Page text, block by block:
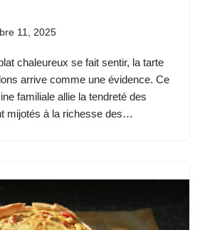
11, 2025
chaleureux se fait sentir, la tarte
arrive comme une évidence. Ce
familiale allie la tendreté des
mijotés à la richesse des…